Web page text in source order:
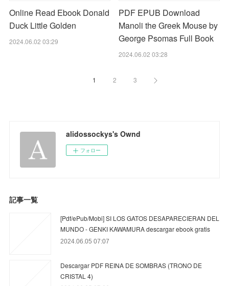
Online Read Ebook Donald
Duck Little Golden
2024.06.02 03:29
PDF EPUB Download
Manoli the Greek Mouse by
George Psomas Full Book
2024.06.02 03:28
1 2 3
alidossockys's Ownd
フォロー
記事一覧
[Pdf/ePub/Mobi] SI LOS GATOS DESAPARECIERAN DEL
MUNDO - GENKI KAWAMURA descargar ebook gratis
2024.06.05 07:07
Descargar PDF REINA DE SOMBRAS (TRONO DE
CRISTAL 4)